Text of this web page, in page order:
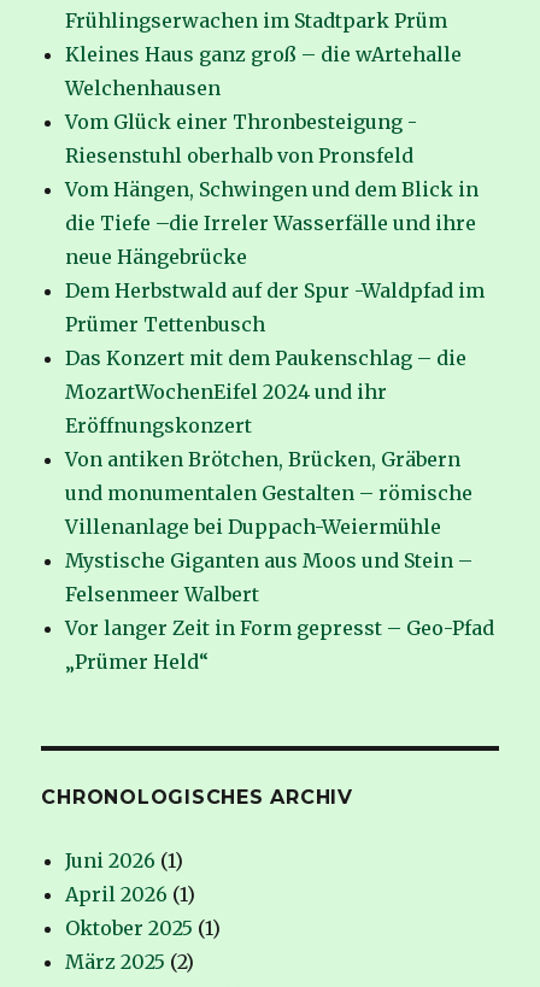
Frühlingserwachen im Stadtpark Prüm
Kleines Haus ganz groß – die wArtehalle
Welchenhausen
Vom Glück einer Thronbesteigung -
Riesenstuhl oberhalb von Pronsfeld
Vom Hängen, Schwingen und dem Blick in
die Tiefe –die Irreler Wasserfälle und ihre
neue Hängebrücke
Dem Herbstwald auf der Spur -Waldpfad im
Prümer Tettenbusch
Das Konzert mit dem Paukenschlag – die
MozartWochenEifel 2024 und ihr
Eröffnungskonzert
Von antiken Brötchen, Brücken, Gräbern
und monumentalen Gestalten – römische
Villenanlage bei Duppach-Weiermühle
Mystische Giganten aus Moos und Stein –
Felsenmeer Walbert
Vor langer Zeit in Form gepresst – Geo-Pfad
„Prümer Held“
CHRONOLOGISCHES ARCHIV
Juni 2026 (1)
April 2026 (1)
Oktober 2025 (1)
März 2025 (2)